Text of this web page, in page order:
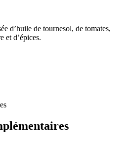
d’huile de tournesol, de tomates,
et d’épices.